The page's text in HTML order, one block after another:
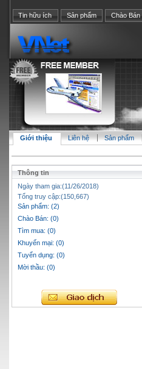
Tin hữu ích Sản phẩm Chào Bán
Giới thiệu Liên hệ Sản phẩm
Thông tin
Ngày tham gia:(11/26/2018)
Tổng truy cập:(150,667)
Sản phẩm: (2)
Chào Bán: (0)
Tìm mua: (0)
Khuyến mại: (0)
Tuyển dụng: (0)
Mời thầu: (0)